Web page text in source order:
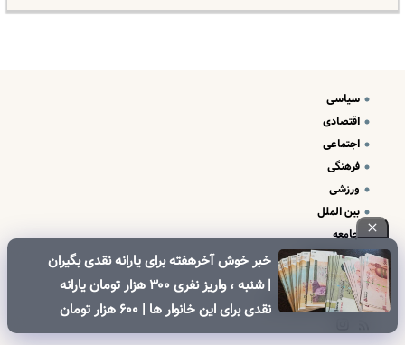
خبر خوش آخرهفته برای یارانه نقدی بگیران
| شنبه ، واریز نفری ۳۰۰ هزار تومان یارانه
نقدی برای این خانوار ها | ۶۰۰ هزار تومان
کالابرگ برای خانوارهای دارای فرزند
سیاسی
اقتصادی
اجتماعی
فرهنگی
ورزشی
بین الملل
جامعه
علم و فناوری
درباره ما
تبلیغات و تماس با ما